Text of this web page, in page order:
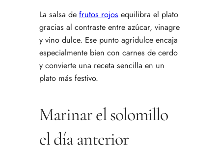
La salsa de frutos rojos equilibra el plato
gracias al contraste entre azúcar, vinagre
y vino dulce. Ese punto agridulce encaja
especialmente bien con carnes de cerdo
y convierte una receta sencilla en un
plato más festivo.
Marinar el solomillo
el día anterior